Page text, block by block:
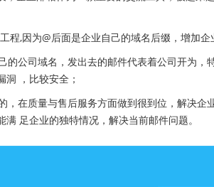
程,因为@后面是企业自己的域名后缀，增加企
的公司域名，发出去的邮件代表着公司开为，
，比较安全；
，在质量与售后服务方面做到很到位，解决企
足企业的独特情况，解决当前邮件问题。